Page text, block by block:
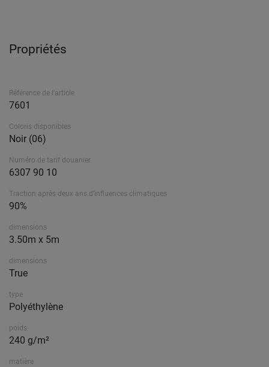
Propriétés
Référence de l'article
7601
Coloris disponibles
Noir (06)
Numéro de tarif douanier
6307 90 10
Traction après deux ans d’influences climatiques
90%
dimensions
3.50m x 5m
dimensions
True
type
Polyéthylène
poids
240 g/m²
matière